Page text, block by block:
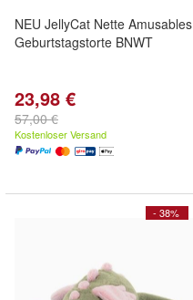
NEU JellyCat Nette Amusables
Geburtstagstorte BNWT
23,98 €
57,00 €
Kostenloser Versand
- 38%